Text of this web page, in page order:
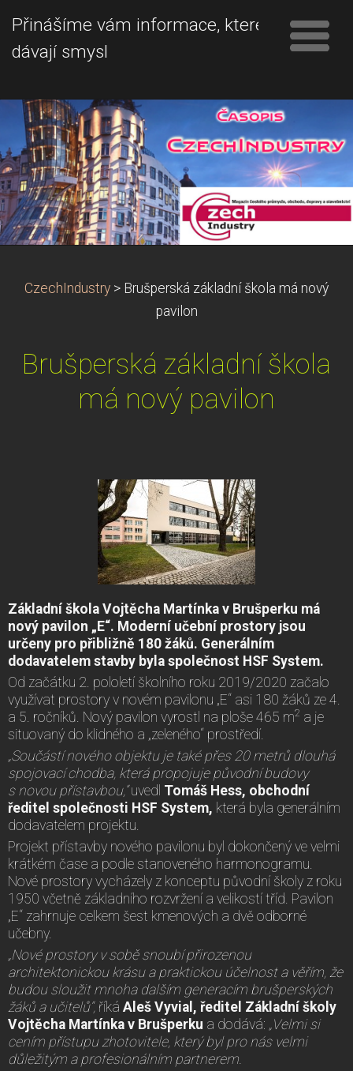
Přinášíme vám informace, které
dávají smysl
CzechIndustry > Brušperská základní škola má nový
pavilon
Brušperská základní škola
má nový pavilon
Základní škola Vojtěcha Martínka v Brušperku má
nový pavilon „E“. Moderní učební prostory jsou
určeny pro přibližně 180 žáků. Generálním
dodavatelem stavby byla společnost HSF System.
Od začátku 2. pololetí školního roku 2019/2020 začalo
využívat prostory v novém pavilonu „E“ asi 180 žáků ze 4.
a 5. ročníků. Nový pavilon vyrostl na ploše 465 m2 a je
situovaný do klidného a „zeleného“ prostředí.
„Součástí nového objektu je také přes 20 metrů dlouhá
spojovací chodba, která propojuje původní budovy
s novou přístavbou,“uvedl Tomáš Hess, obchodní
ředitel společnosti HSF System, která byla generálním
dodavatelem projektu.
Projekt přístavby nového pavilonu byl dokončený ve velmi
krátkém čase a podle stanoveného harmonogramu.
Nové prostory vycházely z konceptu původní školy z roku
1950 včetně základního rozvržení a velikostí tříd. Pavilon
„E“ zahrnuje celkem šest kmenových a dvě odborné
učebny.
„Nové prostory v sobě snoubí přirozenou
architektonickou krásu a praktickou účelnost a věřím, že
budou sloužit mnoha dalším generacím brušperských
žáků a učitelů“, říká Aleš Vyvial, ředitel Základní školy
Vojtěcha Martínka v Brušperku a dodává: „Velmi si
cením přístupu zhotovitele, který byl pro nás velmi
důležitým a profesionálním partnerem.